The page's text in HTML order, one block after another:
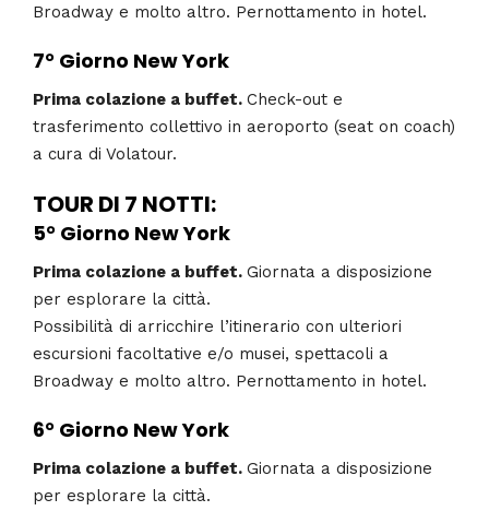
Broadway e molto altro. Pernottamento in hotel.
7° Giorno New York
Prima colazione a buffet. Check-out e
trasferimento collettivo in aeroporto (seat on coach)
a cura di Volatour.
TOUR DI 7 NOTTI:
5° Giorno New York
Prima colazione a buffet. Giornata a disposizione
per esplorare la città.
Possibilità di arricchire l’itinerario con ulteriori
escursioni facoltative e/o musei, spettacoli a
Broadway e molto altro. Pernottamento in hotel.
6° Giorno New York
Prima colazione a buffet. Giornata a disposizione
per esplorare la città.